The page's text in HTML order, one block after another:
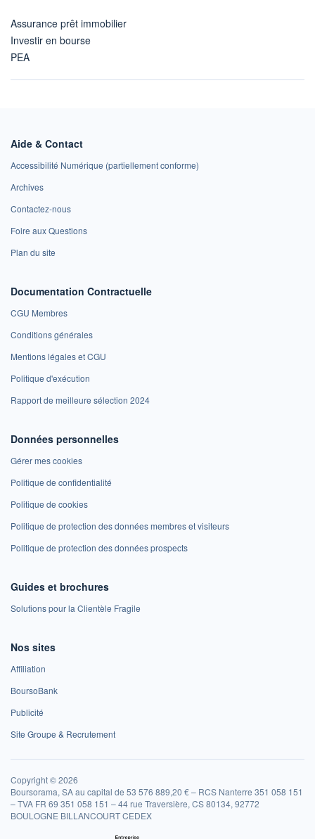
Assurance prêt immobilier
Investir en bourse
PEA
Aide & Contact
Accessibilité Numérique (partiellement conforme)
Archives
Contactez-nous
Foire aux Questions
Plan du site
Documentation Contractuelle
CGU Membres
Conditions générales
Mentions légales et CGU
Politique d'exécution
Rapport de meilleure sélection 2024
Données personnelles
Gérer mes cookies
Politique de confidentialité
Politique de cookies
Politique de protection des données membres et visiteurs
Politique de protection des données prospects
Guides et brochures
Solutions pour la Clientèle Fragile
Nos sites
Affiliation
BoursoBank
Publicité
Site Groupe & Recrutement
Copyright © 2026
Boursorama, SA au capital de 53 576 889,20 € – RCS Nanterre 351 058 151
– TVA FR 69 351 058 151 – 44 rue Traversière, CS 80134, 92772
BOULOGNE BILLANCOURT CEDEX